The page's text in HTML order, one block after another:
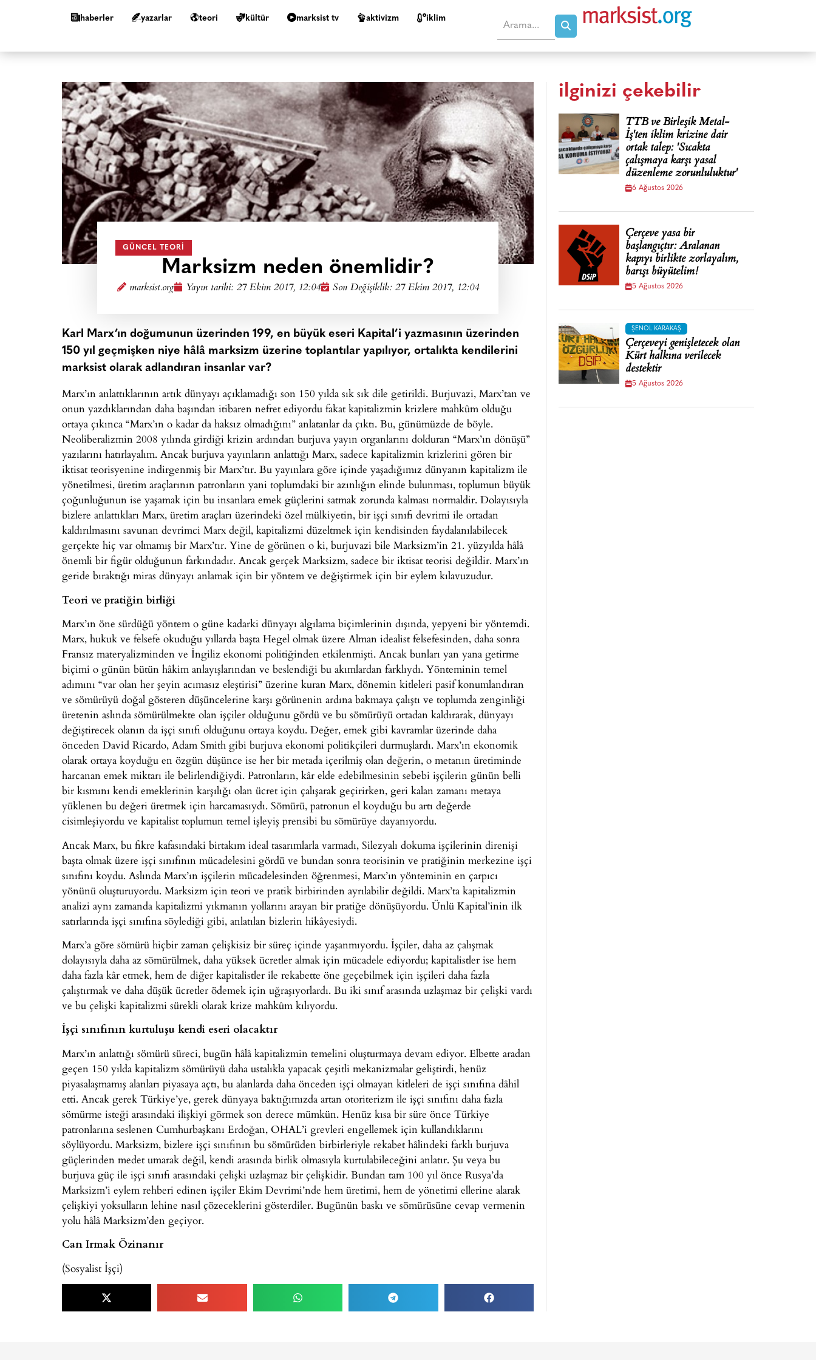
haberler yazarlar teori kültür marksist tv aktivizm i̇klim
GÜNCEL TEORI
Marksizm neden önemlidir?
marksist.org Yayın tarihi: 27 Ekim 2017, 12:04 Son Değişiklik: 27 Ekim 2017, 12:04
Karl Marx’ın doğumunun üzerinden 199, en büyük eseri Kapital’i yazmasının üzerinden
150 yıl geçmişken niye hâlâ marksizm üzerine toplantılar yapılıyor, ortalıkta kendilerini
marksist olarak adlandıran insanlar var?
Marx’ın anlattıklarının artık dünyayı açıklamadığı son 150 yılda sık sık dile getirildi. Burjuvazi, Marx’tan ve
onun yazdıklarından daha başından itibaren nefret ediyordu fakat kapitalizmin krizlere mahkûm olduğu
ortaya çıkınca “Marx’ın o kadar da haksız olmadığını” anlatanlar da çıktı. Bu, günümüzde de böyle.
Neoliberalizmin 2008 yılında girdiği krizin ardından burjuva yayın organlarını dolduran “Marx’ın dönüşü”
yazılarını hatırlayalım. Ancak burjuva yayınların anlattığı Marx, sadece kapitalizmin krizlerini gören bir
iktisat teorisyenine indirgenmiş bir Marx’tır. Bu yayınlara göre içinde yaşadığımız dünyanın kapitalizm ile
yönetilmesi, üretim araçlarının patronların yani toplumdaki bir azınlığın elinde bulunması, toplumun büyük
çoğunluğunun ise yaşamak için bu insanlara emek güçlerini satmak zorunda kalması normaldir. Dolayısıyla
bizlere anlattıkları Marx, üretim araçları üzerindeki özel mülkiyetin, bir işçi sınıfı devrimi ile ortadan
kaldırılmasını savunan devrimci Marx değil, kapitalizmi düzeltmek için kendisinden faydalanılabilecek
gerçekte hiç var olmamış bir Marx’tır. Yine de görünen o ki, burjuvazi bile Marksizm’in 21. yüzyılda hâlâ
önemli bir figür olduğunun farkındadır. Ancak gerçek Marksizm, sadece bir iktisat teorisi değildir. Marx’ın
geride bıraktığı miras dünyayı anlamak için bir yöntem ve değiştirmek için bir eylem kılavuzudur.
Teori ve pratiğin birliği
Marx’ın öne sürdüğü yöntem o güne kadarki dünyayı algılama biçimlerinin dışında, yepyeni bir yöntemdi.
Marx, hukuk ve felsefe okuduğu yıllarda başta Hegel olmak üzere Alman idealist felsefesinden, daha sonra
Fransız materyalizminden ve İngiliz ekonomi politiğinden etkilenmişti. Ancak bunları yan yana getirme
biçimi o günün bütün hâkim anlayışlarından ve beslendiği bu akımlardan farklıydı. Yönteminin temel
adımını “var olan her şeyin acımasız eleştirisi” üzerine kuran Marx, dönemin kitleleri pasif konumlandıran
ve sömürüyü doğal gösteren düşüncelerine karşı görünenin ardına bakmaya çalıştı ve toplumda zenginliği
üretenin aslında sömürülmekte olan işçiler olduğunu gördü ve bu sömürüyü ortadan kaldırarak, dünyayı
değiştirecek olanın da işçi sınıfı olduğunu ortaya koydu. Değer, emek gibi kavramlar üzerinde daha
önceden David Ricardo, Adam Smith gibi burjuva ekonomi politikçileri durmuşlardı. Marx’ın ekonomik
olarak ortaya koyduğu en özgün düşünce ise her bir metada içerilmiş olan değerin, o metanın üretiminde
harcanan emek miktarı ile belirlendiğiydi. Patronların, kâr elde edebilmesinin sebebi işçilerin günün belli
bir kısmını kendi emeklerinin karşılığı olan ücret için çalışarak geçirirken, geri kalan zamanı metaya
yüklenen bu değeri üretmek için harcamasıydı. Sömürü, patronun el koyduğu bu artı değerde
cisimleşiyordu ve kapitalist toplumun temel işleyiş prensibi bu sömürüye dayanıyordu.
Ancak Marx, bu fikre kafasındaki birtakım ideal tasarımlarla varmadı, Silezyalı dokuma işçilerinin direnişi
başta olmak üzere işçi sınıfının mücadelesini gördü ve bundan sonra teorisinin ve pratiğinin merkezine işçi
sınıfını koydu. Aslında Marx’ın işçilerin mücadelesinden öğrenmesi, Marx’ın yönteminin en çarpıcı
yönünü oluşturuyordu. Marksizm için teori ve pratik birbirinden ayrılabilir değildi. Marx’ta kapitalizmin
analizi aynı zamanda kapitalizmi yıkmanın yollarını arayan bir pratiğe dönüşüyordu. Ünlü Kapital’inin ilk
satırlarında işçi sınıfına söylediği gibi, anlatılan bizlerin hikâyesiydi.
Marx’a göre sömürü hiçbir zaman çelişkisiz bir süreç içinde yaşanmıyordu. İşçiler, daha az çalışmak
dolayısıyla daha az sömürülmek, daha yüksek ücretler almak için mücadele ediyordu; kapitalistler ise hem
daha fazla kâr etmek, hem de diğer kapitalistler ile rekabette öne geçebilmek için işçileri daha fazla
çalıştırmak ve daha düşük ücretler ödemek için uğraşıyorlardı. Bu iki sınıf arasında uzlaşmaz bir çelişki vardı
ve bu çelişki kapitalizmi sürekli olarak krize mahkûm kılıyordu.
İşçi sınıfının kurtuluşu kendi eseri olacaktır
Marx’ın anlattığı sömürü süreci, bugün hâlâ kapitalizmin temelini oluşturmaya devam ediyor. Elbette aradan
geçen 150 yılda kapitalizm sömürüyü daha ustalıkla yapacak çeşitli mekanizmalar geliştirdi, henüz
piyasalaşmamış alanları piyasaya açtı, bu alanlarda daha önceden işçi olmayan kitleleri de işçi sınıfına dâhil
etti. Ancak gerek Türkiye’ye, gerek dünyaya baktığımızda artan otoriterizm ile işçi sınıfını daha fazla
sömürme isteği arasındaki ilişkiyi görmek son derece mümkün. Henüz kısa bir süre önce Türkiye
patronlarına seslenen Cumhurbaşkanı Erdoğan, OHAL’i grevleri engellemek için kullandıklarını
söylüyordu. Marksizm, bizlere işçi sınıfının bu sömürüden birbirleriyle rekabet hâlindeki farklı burjuva
güçlerinden medet umarak değil, kendi arasında birlik olmasıyla kurtulabileceğini anlatır. Şu veya bu
burjuva güç ile işçi sınıfı arasındaki çelişki uzlaşmaz bir çelişkidir. Bundan tam 100 yıl önce Rusya’da
Marksizm’i eylem rehberi edinen işçiler Ekim Devrimi’nde hem üretimi, hem de yönetimi ellerine alarak
çelişkiyi yoksulların lehine nasıl çözeceklerini gösterdiler. Bugünün baskı ve sömürüsüne cevap vermenin
yolu hâlâ Marksizm’den geçiyor.
Can Irmak Özinanır
(Sosyalist İşçi)
ilginizi çekebilir
TTB ve Birleşik Metal-
İş'ten iklim krizine dair
ortak talep: 'Sıcakta
çalışmaya karşı yasal
düzenleme zorunluluktur'
6 Ağustos 2026
Çerçeve yasa bir
başlangıçtır: Aralanan
kapıyı birlikte zorlayalım,
barışı büyütelim!
5 Ağustos 2026
ŞENOL KARAKAŞ
Çerçeveyi genişletecek olan
Kürt halkına verilecek
destektir
5 Ağustos 2026